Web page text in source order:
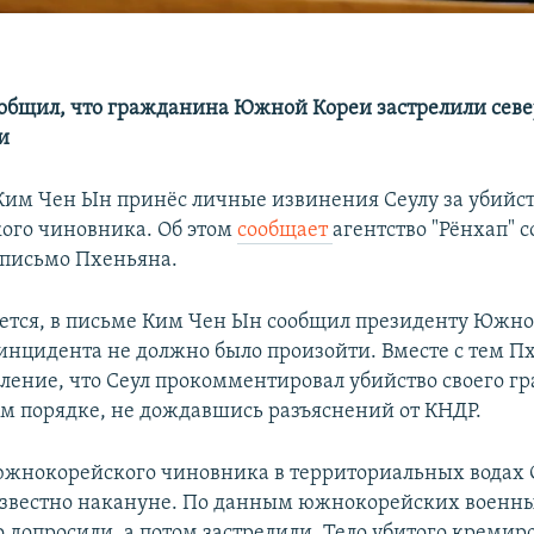
что гражданина Южной Кореи застрелили
Чен Ын принёс личные извинения Сеулу за
чиновника. Об этомсообщаетагентство "Рёнхап"
Пхеньяна.
в письме Ким Чен Ын сообщил президенту
не должно было произойти. Вместе с тем
что Сеул прокомментировал убийство своего
порядке, не дождавшись разъяснений от КНДР.
чиновника в территориальных водах
накануне. По данным южнокорейских